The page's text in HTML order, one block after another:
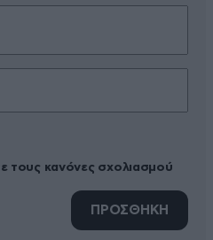
τους κανόνες σχολιασμού
ΠΡΟΣΘΗΚΗ